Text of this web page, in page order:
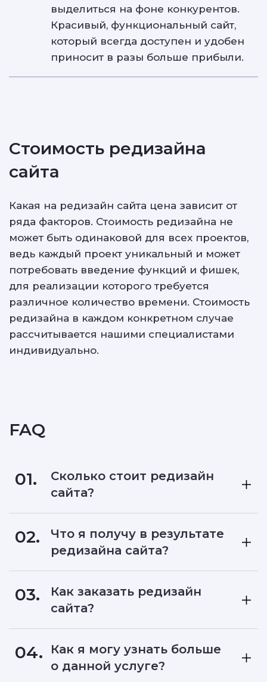
выделиться на фоне конкурентов.
Красивый, функциональный сайт,
который всегда доступен и удобен
приносит в разы больше прибыли.
Стоимость редизайна
сайта
Какая на редизайн сайта цена зависит от
ряда факторов. Стоимость редизайна не
может быть одинаковой для всех проектов,
ведь каждый проект уникальный и может
потребовать введение функций и фишек,
для реализации которого требуется
различное количество времени. Стоимость
редизайна в каждом конкретном случае
рассчитывается нашими специалистами
индивидуально.
FAQ
01.
Сколько стоит редизайн
сайта?
02.
Что я получу в результате
редизайна сайта?
03.
Как заказать редизайн
сайта?
04.
Как я могу узнать больше
о данной услуге?